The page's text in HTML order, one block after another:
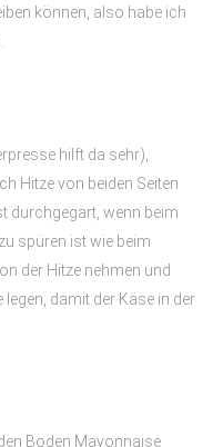
können, also habe ich
hilft da sehr),
Hitze von beiden Seiten
durchgegart, wenn beim
spüren ist wie beim
der Hitze nehmen und
legen, damit der Käse in der
Boden Mayonnaise